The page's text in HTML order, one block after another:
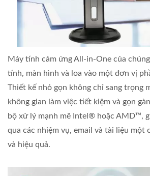
Máy tính cảm ứng All-in-One của
tính, màn hình và loa vào một đơn vị
Thiết kế nhỏ gọn không chỉ sang trọng
không gian làm việc tiết kiệm và gọn
bộ xử lý mạnh mẽ Intel® hoặc AMD™,
qua các nhiệm vụ, email và tài liệu một
và hiệu quả.